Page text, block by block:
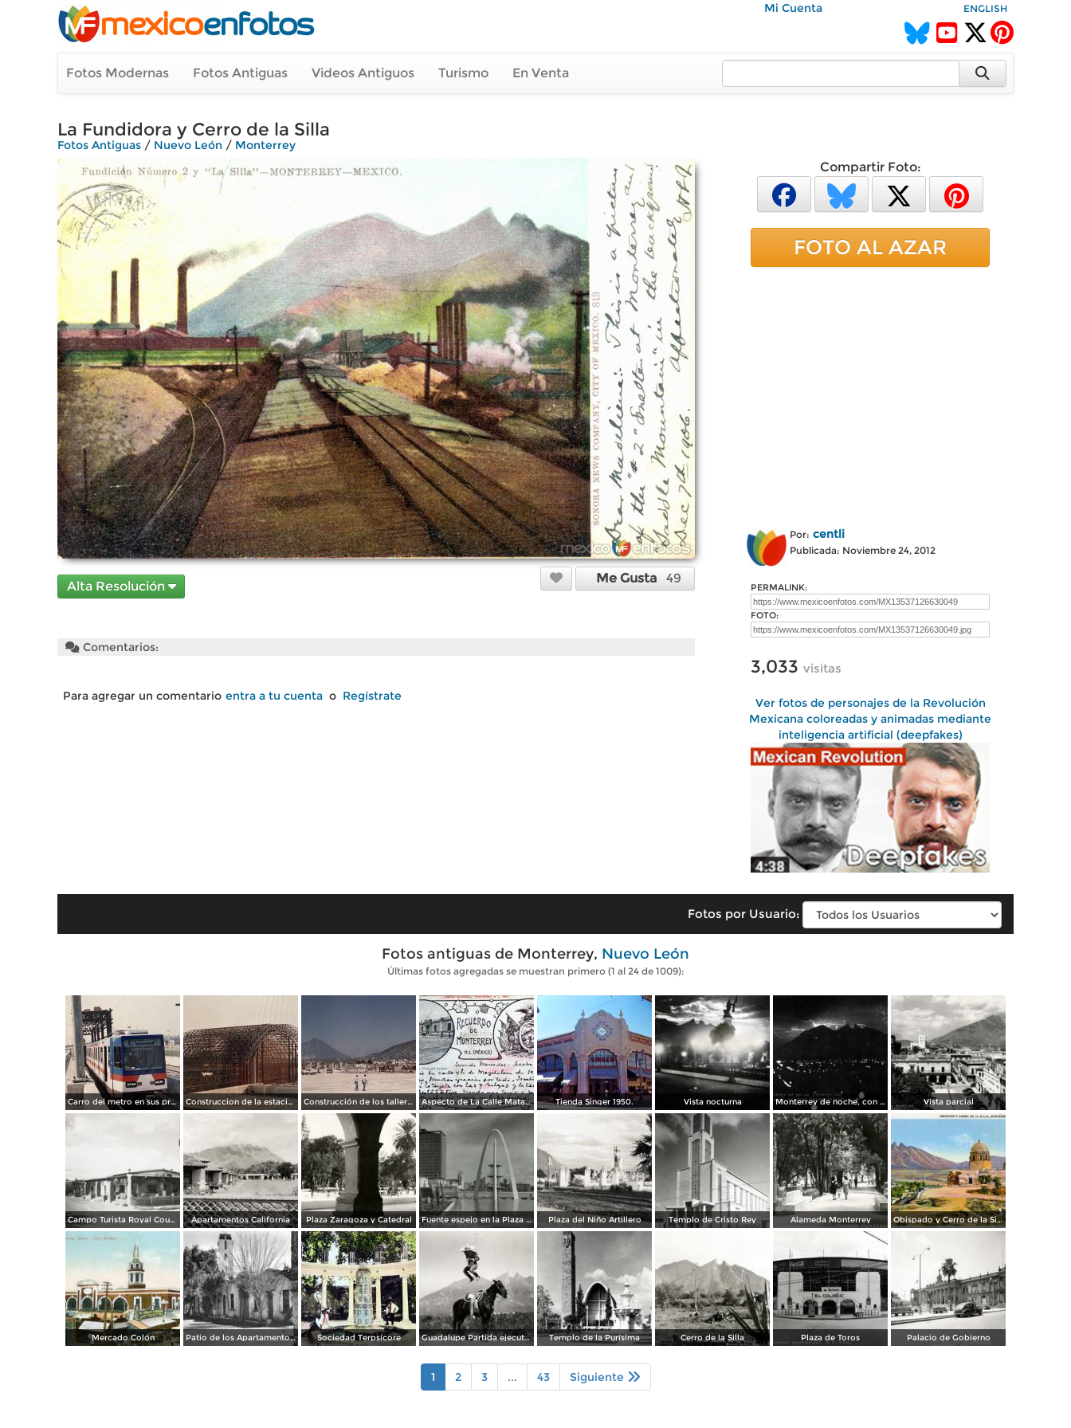
Mi Cuenta ENGLISH
Fotos Modernas Fotos Antiguas Videos Antiguos Turismo En Venta
La Fundidora y Cerro de la Silla
Fotos Antiguas / Nuevo León / Monterrey
Alta Resolución
Me Gusta 49
Comentarios:
Para agregar un comentario entra a tu cuenta o Regístrate
Compartir Foto:
FOTO AL AZAR
Por: centli
Publicada: Noviembre 24, 2012
PERMALINK:
FOTO:
3,033 visitas
Ver fotos de personajes de la Revolución
Mexicana coloreadas y animadas mediante
inteligencia artificial (deepfakes)
Fotos por Usuario:
Fotos antiguas de Monterrey, Nuevo León
Últimas fotos agregadas se muestran primero (1 al 24 de 1009):
Carro del metro en sus primeras pruebas durante 1990 Construccion de la estacion cuauhtemoc Construcción de los talleres del metro Aspecto de La Calle Matamoros ( Circulada el 8 de Abril de 1912 ). Tienda Singer 1950. Vista nocturna Monterrey de noche, con tempestad Vista parcial
Campo Turista Royal Courts Apartamentos California Plaza Zaragoza y Catedral Fuente espejo en la Plaza Zaragoza Plaza del Niño Artillero Templo de Cristo Rey Alameda Monterrey Obispado y Cerro de la Silla
Mercado Colón Patio de los Apartamentos Regina Sociedad Terpsícore Guadalupe Partida ejecutando una charrería con lazo Templo de la Purísima Cerro de la Silla Plaza de Toros Palacio de Gobierno
1 2 3 ... 43 Siguiente